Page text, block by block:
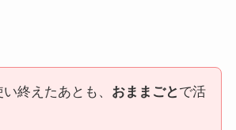
終えたあとも、 おままごと で活